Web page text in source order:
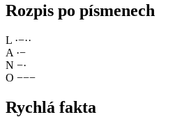
Rozpis po písmenech
L ·−··
A ·−
N −·
O −−−
Rychlá fakta